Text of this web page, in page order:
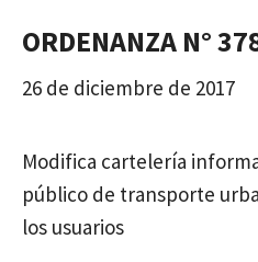
ORDENANZA N°
26 de diciembre de 2017
Modifica cartelería
público de transporte
los usuarios